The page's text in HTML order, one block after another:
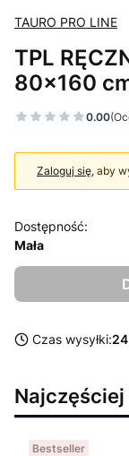
TAURO PRO LINE
TPL
80x160
0.00
Zaloguj się, aby
Dostępność:
Mała
Czas wysyłki:
Bestseller